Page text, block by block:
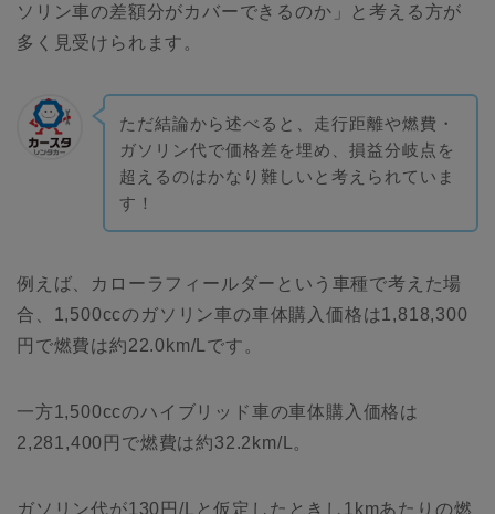
ソリン車の差額分がカバーできるのか」と考える方が
多く見受けられます。
ただ結論から述べると、走行距離や燃費・
ガソリン代で価格差を埋め、損益分岐点を
超えるのはかなり難しいと考えられていま
す！
例えば、カローラフィールダーという車種で考えた場
合、1,500ccのガソリン車の車体購入価格は1,818,300
円で燃費は約22.0km/Lです。
一方1,500ccのハイブリッド車の車体購入価格は
2,281,400円で燃費は約32.2km/L。
ガソリン代が130円/Lと仮定したときし1kmあたりの燃